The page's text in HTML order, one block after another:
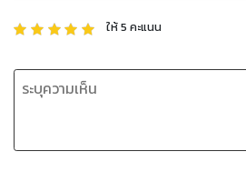
ให้5 คะแนน